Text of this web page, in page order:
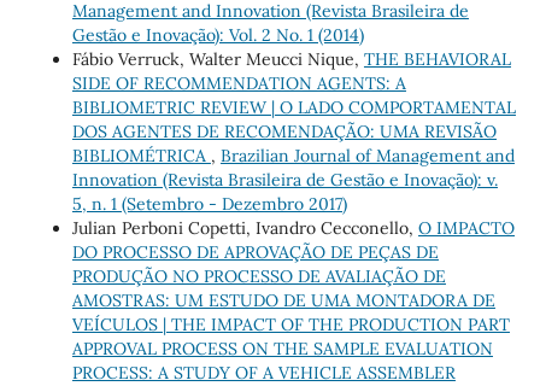
Management and Innovation (Revista Brasileira de
Gestão e Inovação): Vol. 2 No. 1 (2014)
Fábio Verruck, Walter Meucci Nique, THE BEHAVIORAL
SIDE OF RECOMMENDATION AGENTS: A
BIBLIOMETRIC REVIEW | O LADO COMPORTAMENTAL
DOS AGENTES DE RECOMENDAÇÃO: UMA REVISÃO
BIBLIOMÉTRICA , Brazilian Journal of Management and
Innovation (Revista Brasileira de Gestão e Inovação): v.
5, n. 1 (Setembro - Dezembro 2017)
Julian Perboni Copetti, Ivandro Cecconello, O IMPACTO
DO PROCESSO DE APROVAÇÃO DE PEÇAS DE
PRODUÇÃO NO PROCESSO DE AVALIAÇÃO DE
AMOSTRAS: UM ESTUDO DE UMA MONTADORA DE
VEÍCULOS | THE IMPACT OF THE PRODUCTION PART
APPROVAL PROCESS ON THE SAMPLE EVALUATION
PROCESS: A STUDY OF A VEHICLE ASSEMBLER